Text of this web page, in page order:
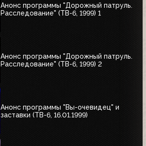
Анонс программы "Дорожный патруль.
Расследование" (ТВ-6, 1999) 1
Анонс программы "Дорожный патруль.
Расследование" (ТВ-6, 1999) 2
Анонс программы "Вы-очевидец" и
заставки (ТВ-6, 16.01.1999)